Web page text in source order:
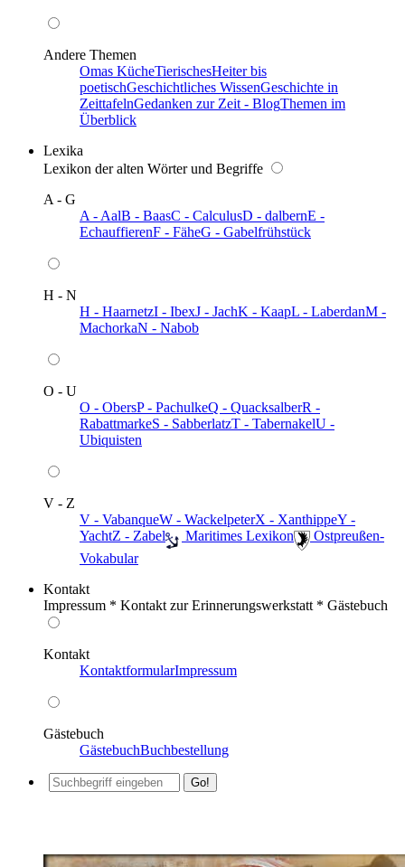
Andere Themen
Omas KücheTierischesHeiter bis
poetischGeschichtliches WissenGeschichte in
ZeittafelnGedanken zur Zeit - BlogThemen im
Überblick
Lexika
Lexikon der alten Wörter und Begriffe
A - G
A - AalB - BaasC - CalculusD - dalbernE -
EchauffierenF - FäheG - Gabelfrühstück
H - N
H - HaarnetzI - IbexJ - JachK - KaapL - LaberdanM -
MachorkaN - Nabob
O - U
O - ObersP - PachulkeQ - QuacksalberR -
RabattmarkeS - SabberlatzT - TabernakelU -
Ubiquisten
V - Z
V - VabanqueW - WackelpeterX - XanthippeY -
YachtZ - Zabel ️ Maritimes Lexikon
️ Ostpreußen-
Vokabular
Kontakt
Impressum * Kontakt zur Erinnerungswerkstatt * Gästebuch
Kontakt
KontaktformularImpressum
Gästebuch
GästebuchBuchbestellung